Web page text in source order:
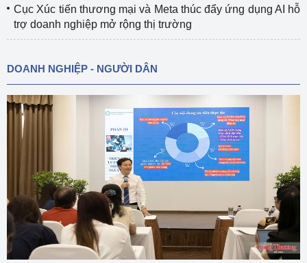
Cục Xúc tiến thương mại và Meta thúc đẩy ứng dụng AI hỗ
trợ doanh nghiệp mở rộng thị trường
DOANH NGHIỆP - NGƯỜI DÂN